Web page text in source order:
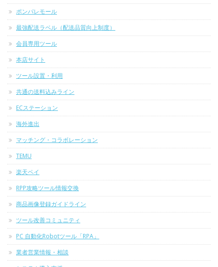
ポンパレモール
最強配送ラベル（配送品質向上制度）
会員専用ツール
本店サイト
ツール設置・利用
共通の送料込みライン
ECステーション
海外進出
マッチング・コラボレーション
TEMU
楽天ペイ
RPP攻略ツール情報交換
商品画像登録ガイドライン
ツール改善コミュニティ
PC 自動化Robotツール「RPA」
業者営業情報・相談